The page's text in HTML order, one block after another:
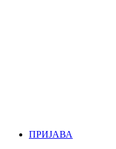
ПРИЈАВА